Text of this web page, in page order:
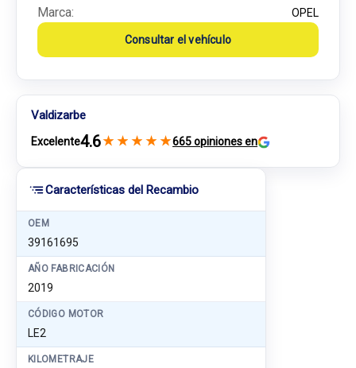
Características del Recambio
OEM
39161695
AÑO FABRICACIÓN
2019
CÓDIGO MOTOR
LE2
KILOMETRAJE
Marca: OPEL
Consultar el vehículo
Valdizarbe
Excelente4.6★ ★ ★ ★ ★665 opiniones en